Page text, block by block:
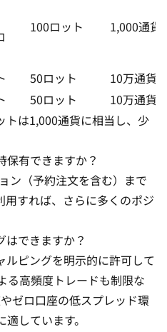
100ロット 1,000通貨
50ロット
10万通貨
50ロット
10万通貨
トは1,000通貨に相当し、少
保有できますか？
ン（予約注文を含む）まで
すれば、さらに多くのポジ
できますか？
ルピングを明示的に許可して
る高頻度トレードも制限な
ゼロ口座の低スプレッド環
しています。